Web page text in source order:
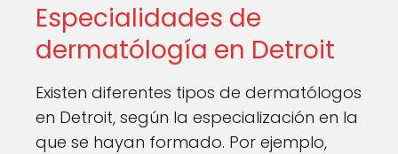
Especialidades de
dermatólogía en Detroit
Existen diferentes tipos de dermatólogos
en Detroit, según la especialización en la
que se hayan formado. Por ejemplo,